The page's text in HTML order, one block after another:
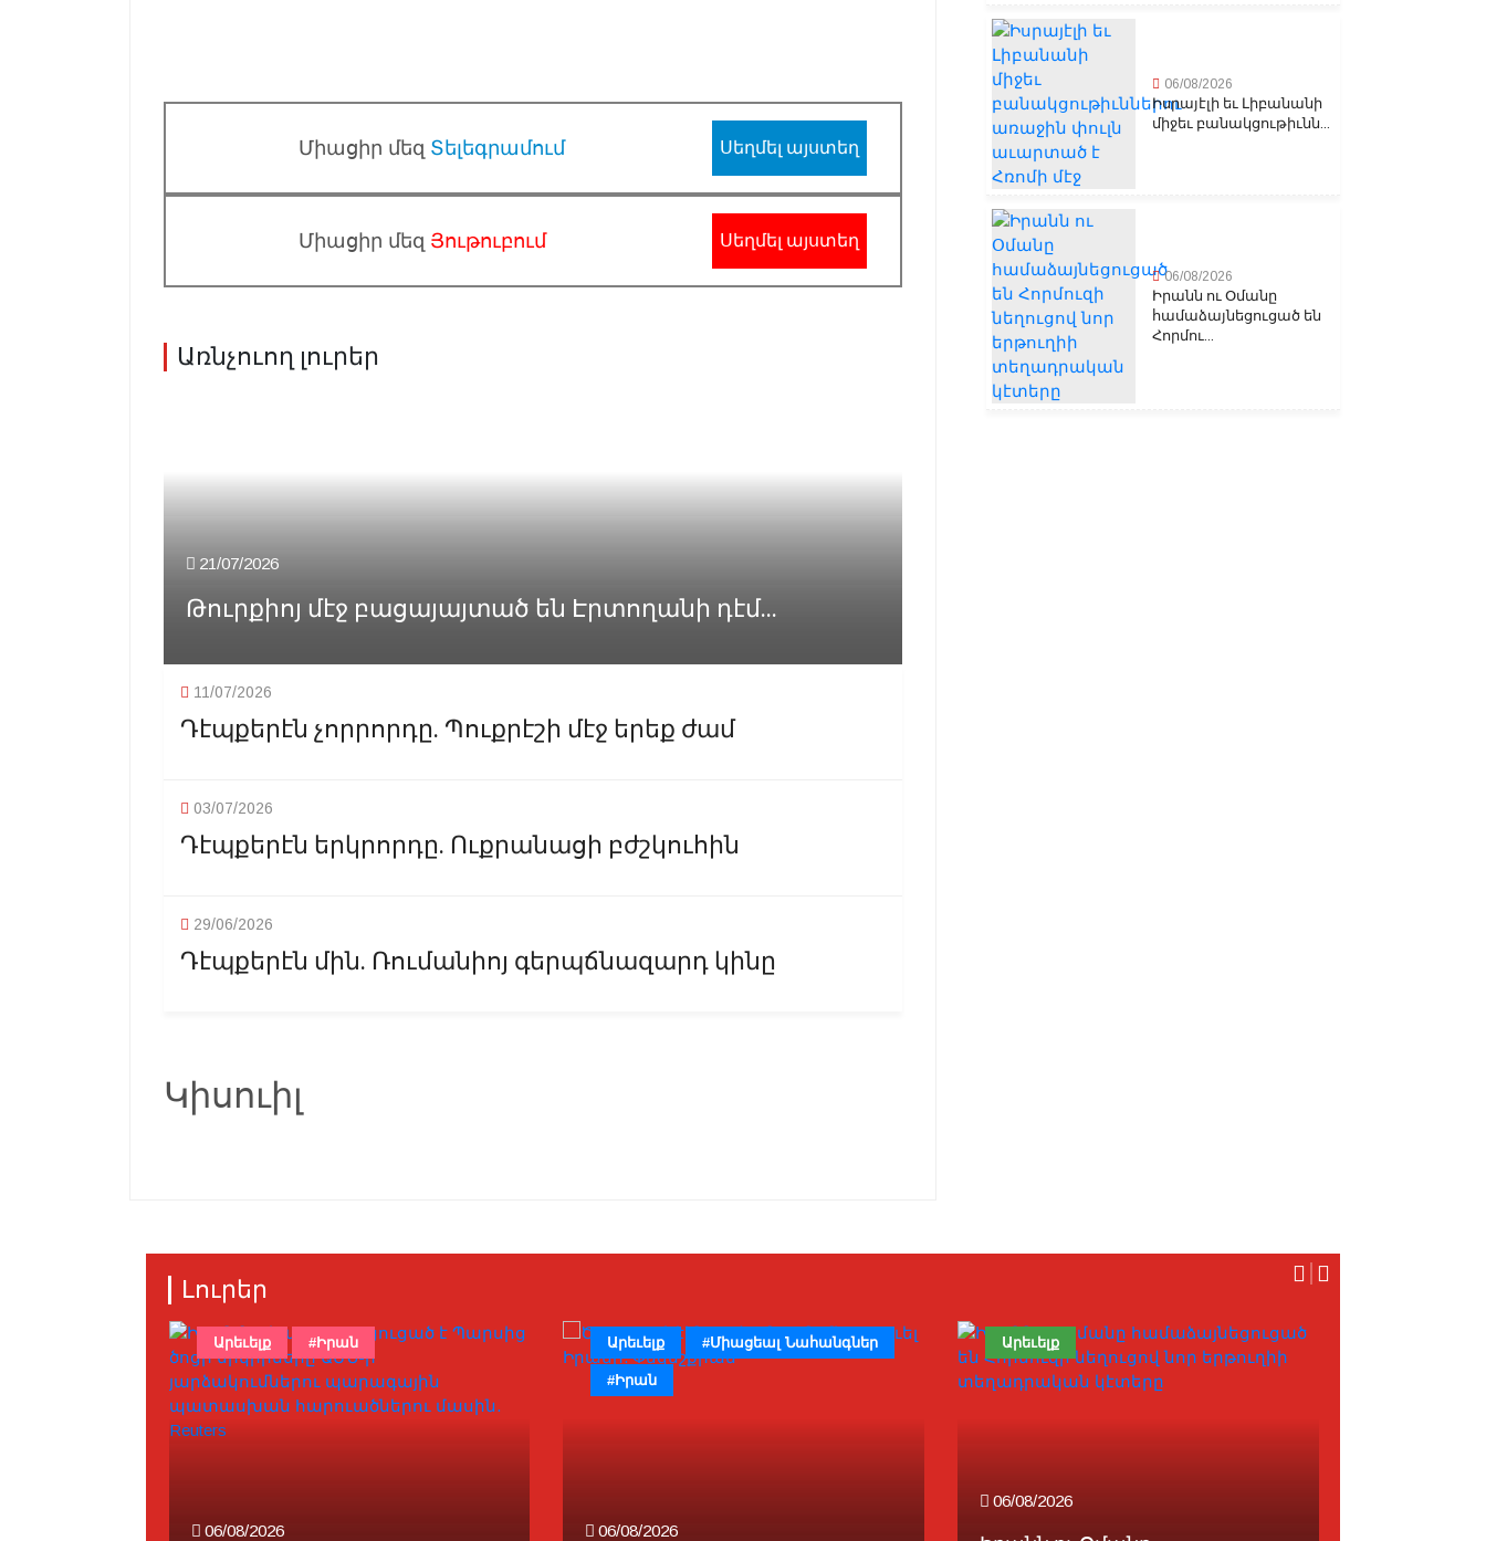
Միացիր մեզ Տելեգրամում Սեղմել այստեղ
Միացիր մեզ Յութուբում Սեղմել այստեղ
Առնչուող լուրեր
21/07/2026
Թուրքիոյ մէջ բացայայտած են Էրտողանի դէմ...
11/07/2026
Դէպքերէն չորրորդը. Պուքրէշի մէջ երեք ժամ
03/07/2026
Դէպքերէն երկրորդը. Ուքրանացի բժշկուհին
29/06/2026
Դէպքերէն մին. Ռումանիոյ գերպճնազարդ կինը
Կիսուիլ
06/08/2026
Իսրայէլի եւ Լիբանանի
միջեւ բանակցութիւնն...
06/08/2026
Իրանն ու Օմանը
համաձայնեցուցած են
Հորմու...
Լուրեր
06/08/2026
Արեւելք #Իրան
06/08/2026
Արեւելք #Միացեալ Նահանգներ
#Իրան
06/08/2026
Արեւելք